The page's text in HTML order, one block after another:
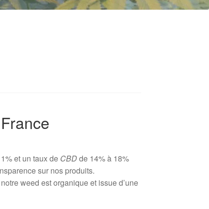
et un taux de CBDde 14% à 18%
sur nos produits.
weed est organique et issue d’une